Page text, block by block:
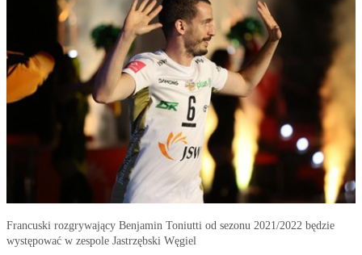
Francuski rozgrywający Benjamin Toniutti od sezonu 2021/2022 będzie
występować w zespole Jastrzębski Węgiel